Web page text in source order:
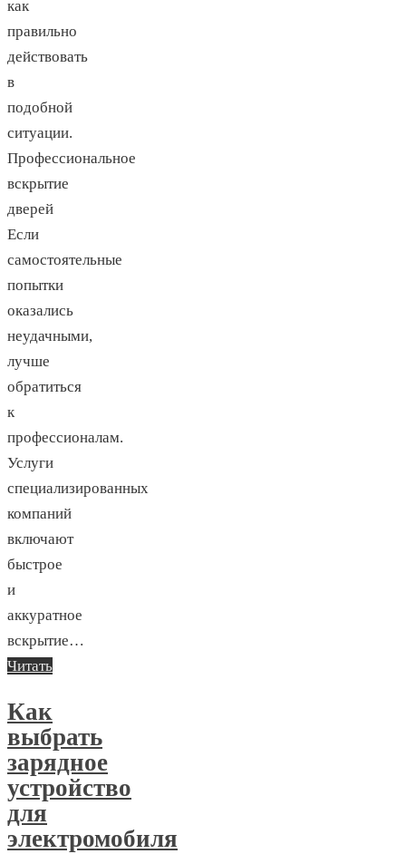
как
правильно
действовать
в
подобной
ситуации.
Профессиональное
вскрытие
дверей
Если
самостоятельные
попытки
оказались
неудачными,
лучше
обратиться
к
профессионалам.
Услуги
специализированных
компаний
включают
быстрое
и
аккуратное
вскрытие…
Читать
Как
выбрать
зарядное
устройство
для
электромобиля